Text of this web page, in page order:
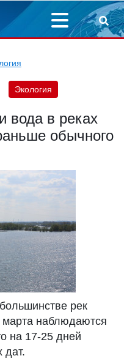
Экология
вода в реках
обычного
рек
марта наблюдаются
на 17-25 дней
дат.